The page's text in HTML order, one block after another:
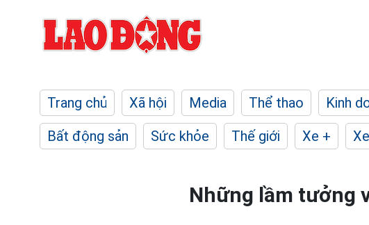
Trang chủ Xã hội Media Thể thao Kinh
Bất động sản
Sức khỏe Thế giới Xe +
Những lầm tưởng